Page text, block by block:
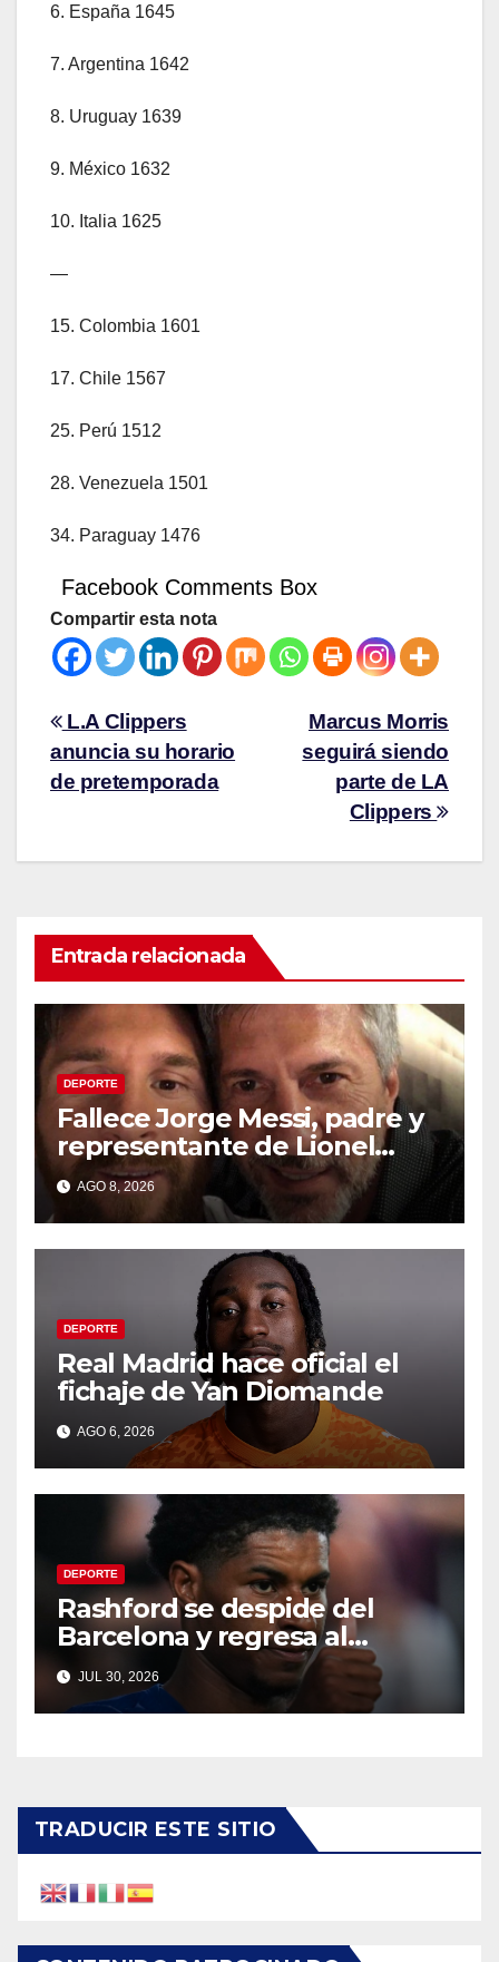
6. España 1645
7. Argentina 1642
8. Uruguay 1639
9. México 1632
10. Italia 1625
—
15. Colombia 1601
17. Chile 1567
25. Perú 1512
28. Venezuela 1501
34. Paraguay 1476
Facebook Comments Box
Compartir esta nota
Marcus Morris
seguirá siendo
parte de LA
Clippers
L.A Clippers
anuncia su horario
de pretemporada
Entrada relacionada
DEPORTE
Fallece Jorge Messi, padre y
representante de Lionel
Messi, a los 68 años
AGO 8, 2026
DEPORTE
Real Madrid hace oficial el
fichaje de Yan Diomande
AGO 6, 2026
DEPORTE
Rashford se despide del
Barcelona y regresa al
Manchester United
JUL 30, 2026
TRADUCIR ESTE SITIO